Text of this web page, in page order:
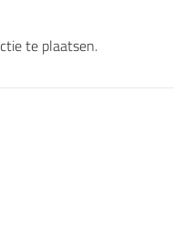
te plaatsen.